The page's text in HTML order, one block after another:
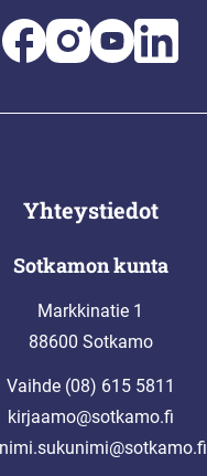
Yhteystiedot
Sotkamon kunta
Markkinatie 1
88600 Sotkamo
Vaihde (08) 615 5811
kirjaamo@sotkamo.fi